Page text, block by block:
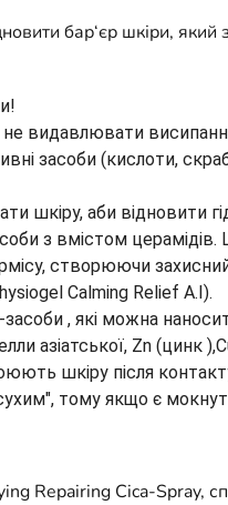
бар‘єр шкіри,
не видавлювати
засоби (кислоти,
шкіру, аби відновити
з вмістом церамідів.
створюючи
Calming Relief A.I).
, які можна
азіатської, Zn (цинк
шкіру після
тому якщо є
Repairing Cica-Spray,